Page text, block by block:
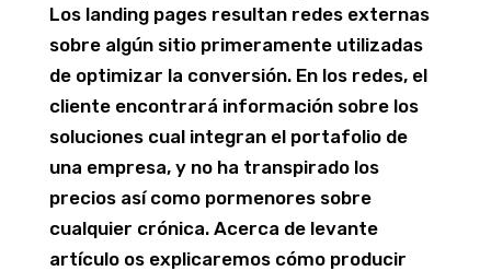
Los landing pages resultan redes externas
sobre algún sitio primeramente utilizadas
de optimizar la conversión. En los redes, el
cliente encontrará información sobre los
soluciones cual integran el portafolio de
una empresa, y no ha transpirado los
precios así­ como pormenores sobre
cualquier crónica. Acerca de levante
artículo os explicaremos cómo producir